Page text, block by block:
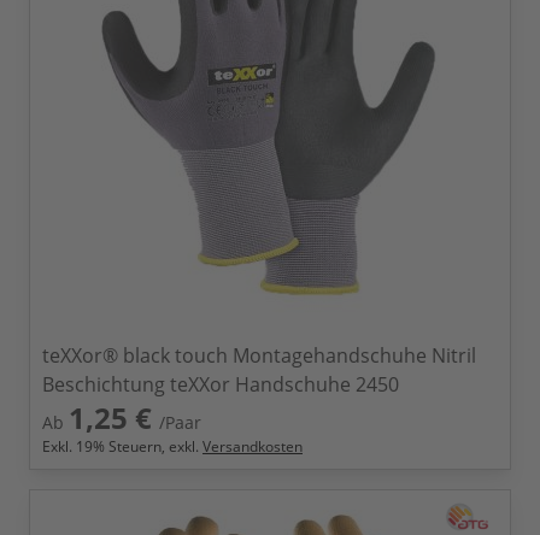
teXXor® black touch Montagehandschuhe Nitril
Beschichtung teXXor Handschuhe 2450
Ab 1,25 € /Paar
Exkl. 19% Steuern, exkl. Versandkosten